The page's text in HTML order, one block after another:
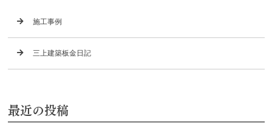
施工事例
三上建築板金日記
最近の投稿